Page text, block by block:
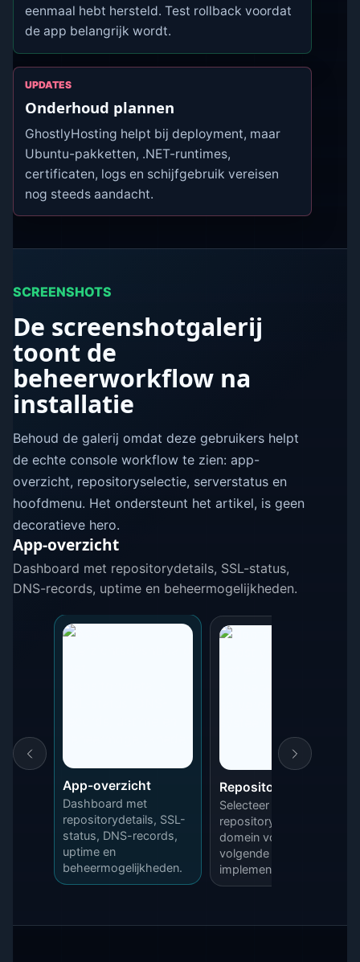
eenmaal hebt hersteld. Test rollback voordat
de app belangrijk wordt.
UPDATES
Onderhoud plannen
GhostlyHosting helpt bij deployment, maar
Ubuntu-pakketten, .NET-runtimes,
certificaten, logs en schijfgebruik vereisen
nog steeds aandacht.
SCREENSHOTS
De screenshotgalerij
toont de
beheerworkflow na
installatie
Behoud de galerij omdat deze gebruikers helpt
de echte console workflow te zien: app-
overzicht, repositoryselectie, serverstatus en
hoofdmenu. Het ondersteunt het artikel, is geen
decoratieve hero.
App-overzicht
Dashboard met repositorydetails, SSL-status,
DNS-records, uptime en beheermogelijkheden.
App-overzicht
Dashboard met
repositorydetails, SSL-
status, DNS-records,
uptime en
beheermogelijkheden.
Repositoryselectie
Selecteer een GitHub-
repository, branch en
domein voor uw
volgende
implementatie.